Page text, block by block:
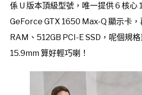
係 U 版本頂級型號，唯一提供 6 核心
GeForce GTX 1650 Max-Q 顯示卡，
RAM、512GB PCI-E SSD，呢個規
15.9mm 算好輕巧喇！